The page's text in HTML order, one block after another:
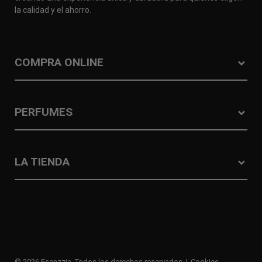
la calidad y el ahorro.
COMPRA ONLINE
PERFUMES
LA TIENDA